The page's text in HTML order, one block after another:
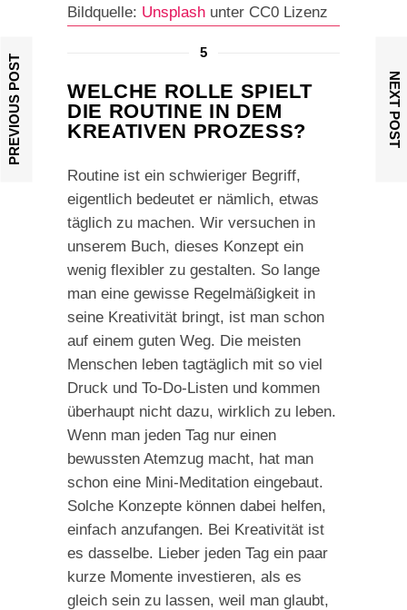
Bildquelle: Unsplash unter CC0 Lizenz
5
WELCHE ROLLE SPIELT
DIE ROUTINE IN DEM
KREATIVEN PROZESS?
Routine ist ein schwieriger Begriff,
eigentlich bedeutet er nämlich, etwas
täglich zu machen. Wir versuchen in
unserem Buch, dieses Konzept ein
wenig flexibler zu gestalten. So lange
man eine gewisse Regelmäßigkeit in
seine Kreativität bringt, ist man schon
auf einem guten Weg. Die meisten
Menschen leben tagtäglich mit so viel
Druck und To-Do-Listen und kommen
überhaupt nicht dazu, wirklich zu leben.
Wenn man jeden Tag nur einen
bewussten Atemzug macht, hat man
schon eine Mini-Meditation eingebaut.
Solche Konzepte können dabei helfen,
einfach anzufangen. Bei Kreativität ist
es dasselbe. Lieber jeden Tag ein paar
kurze Momente investieren, als es
gleich sein zu lassen, weil man glaubt,
PREVIOUS POST NEXT POST